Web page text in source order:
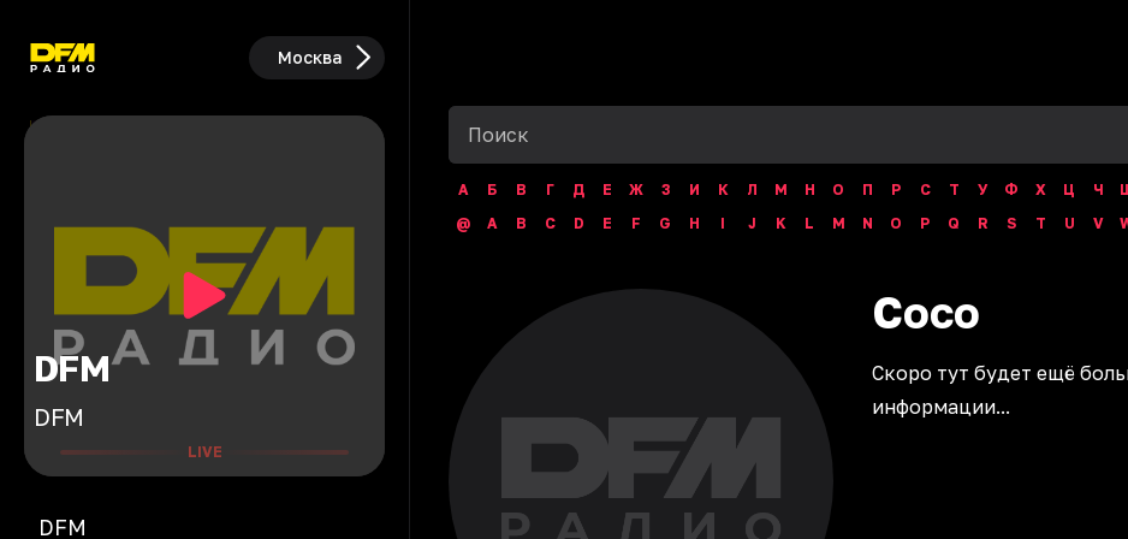
Москва
DFM
DFM
LIVE
DFM
А Б В Г Д Е Ж З И К Л М Н О П Р С Т У Ф Х Ц Ч
@
A B C D E F G H I J K L M N O P Q R S T U V
Coco
Скоро тут будет ещё
информации...